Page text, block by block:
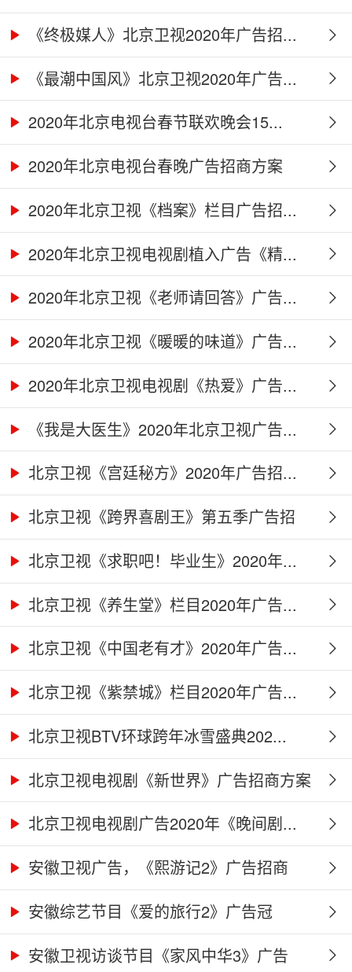
《终极媒人》北京卫视2020年广告招...
《最潮中国风》北京卫视2020年广告...
2020年北京电视台春节联欢晚会15...
2020年北京电视台春晚广告招商方案
2020年北京卫视《档案》栏目广告招...
2020年北京卫视电视剧植入广告《精...
2020年北京卫视《老师请回答》广告...
2020年北京卫视《暖暖的味道》广告...
2020年北京卫视电视剧《热爱》广告...
《我是大医生》2020年北京卫视广告...
北京卫视《宫廷秘方》2020年广告招...
北京卫视《跨界喜剧王》第五季广告招
商...北京卫视《求职吧！毕业生》2020年...
北京卫视《养生堂》栏目2020年广告...
北京卫视《中国老有才》2020年广告...
北京卫视《紫禁城》栏目2020年广告...
北京卫视BTV环球跨年冰雪盛典202...
北京卫视电视剧《新世界》广告招商方案
北京卫视电视剧广告2020年《晚间剧...
安徽卫视广告，《熙游记2》广告招商
合...安徽综艺节目《爱的旅行2》广告冠
名、...
安徽卫视访谈节目《家风中华3》广告